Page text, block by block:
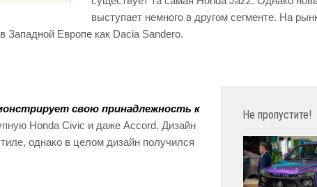
выступает немного в другом сегменте. На
Западной Европе как Dacia Sandero.
Не пропустите!
свою принадлежность к
Honda Civic и даже Accord. Дизайн
однако в целом дизайн получился